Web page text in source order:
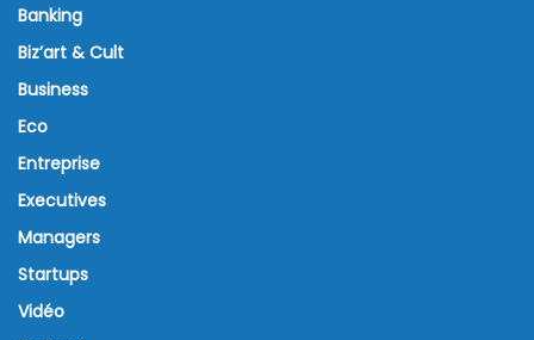
Banking
Biz’art & Cult
Business
Eco
Entreprise
Executives
Managers
Startups
Vidéo